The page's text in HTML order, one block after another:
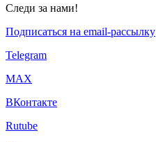
Следи за нами!
Подписаться на email-рассылку
Telegram
МАХ
ВКонтакте
Rutube